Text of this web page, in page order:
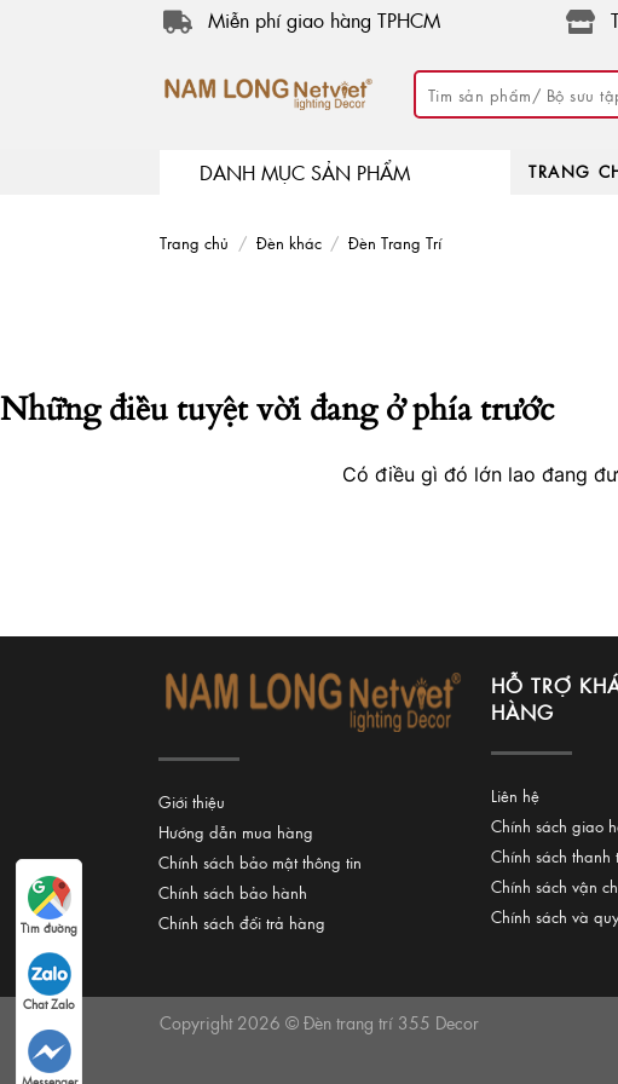
Miễn phí giao hàng TPHCM
Tìm
kiếm:
DANH MỤC SẢN PHẨM TRANG
Trang chủ / Đèn khác / Đèn Trang Trí
Những điều tuyệt vời đang ở phía trước
Có điều gì đó lớn lao đang
Giới thiệu
Hướng dẫn mua hàng
Chính sách bảo mật thông tin
Chính sách bảo hành
Chính sách đổi trả hàng
HỖ TRỢ
HÀNG
Liên hệ
Chính sách giao
Chính sách thanh
Chính sách vận
Chính sách và
Copyright 2026 © Đèn trang trí 355 Decor
Tìm đường
Chat Zalo